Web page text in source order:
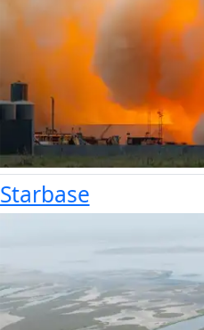
Starbase